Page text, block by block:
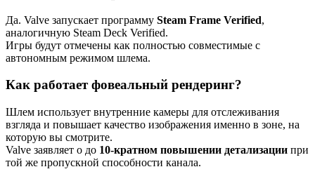
Да. Valve запускает программу Steam Frame Verified,
аналогичную Steam Deck Verified.
Игры будут отмечены как полностью совместимые с
автономным режимом шлема.
Как работает фовеальный рендеринг?
Шлем использует внутренние камеры для отслеживания
взгляда и повышает качество изображения именно в зоне, на
которую вы смотрите.
Valve заявляет о до 10-кратном повышении детализации при
той же пропускной способности канала.